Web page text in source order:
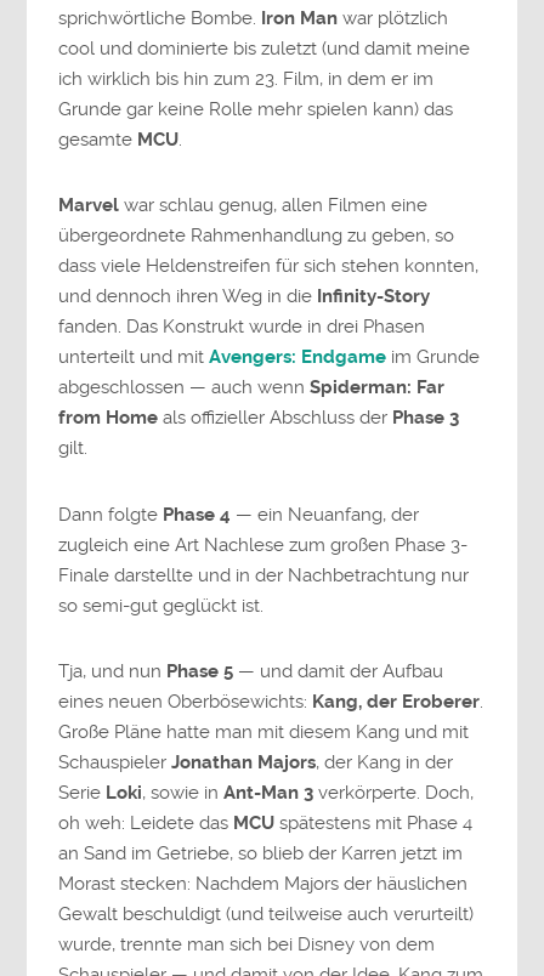
sprichwörtliche Bombe. Iron Man war plötzlich
cool und dominierte bis zuletzt (und damit meine
ich wirklich bis hin zum 23. Film, in dem er im
Grunde gar keine Rolle mehr spielen kann) das
gesamte MCU.
Marvel war schlau genug, allen Filmen eine
übergeordnete Rahmenhandlung zu geben, so
dass viele Heldenstreifen für sich stehen konnten,
und dennoch ihren Weg in die Infinity-Story
fanden. Das Konstrukt wurde in drei Phasen
unterteilt und mitAvengers: Endgame im Grunde
abgeschlossen — auch wennSpiderman: Far
from Home als offizieller Abschluss der Phase 3
gilt.
Dann folgte Phase 4 — ein Neuanfang, der
zugleich eine Art Nachlese zum großen Phase 3-
Finale darstellte und in der Nachbetrachtung nur
so semi-gut geglückt ist.
Tja, und nun Phase 5 — und damit der Aufbau
eines neuen Oberbösewichts: Kang, der Eroberer.
Große Pläne hatte man mit diesem Kang und mit
SchauspielerJonathan Majors, der Kang in der
Serie Loki, sowie inAnt-Man 3 verkörperte. Doch,
oh weh: Leidete das MCU spätestens mit Phase 4
an Sand im Getriebe, so blieb der Karren jetzt im
Morast stecken: Nachdem Majors der häuslichen
Gewalt beschuldigt (und teilweise auch verurteilt)
wurde, trennte man sich bei Disney von dem